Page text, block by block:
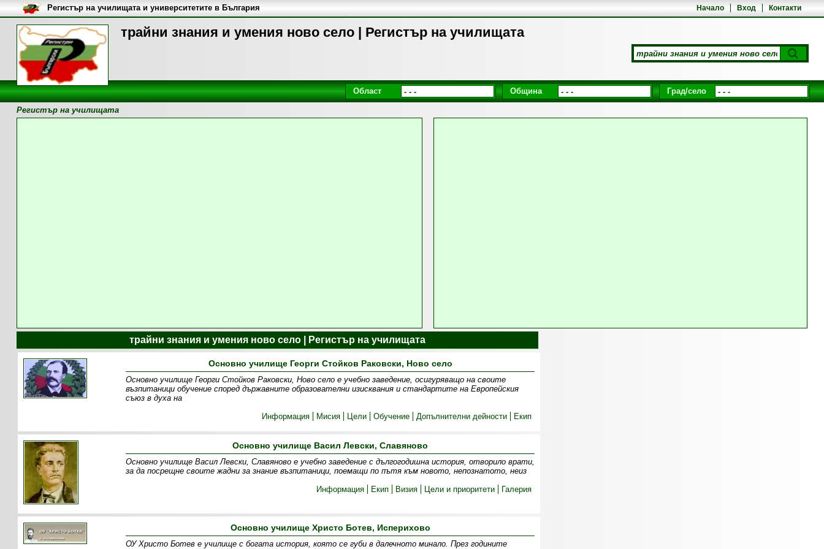
трайни знания и умения ново село | Регистър на училищата
Начало Вход Контакти
Регистър на училищата и университетите в България
Област Община Град/село
Регистър на училищата
трайни знания и умения ново село | Регистър на училищата
Основно училище Георги Стойков Раковски, Ново село
Основно училище Георги Стойков Раковски, Ново село е учебно заведение, осигуряващо на своите
възпитаници обучение според държавните образователни изисквания и стандартите на Европейския
съюз в духа на
Информация
Мисия Цели Обучение Допълнителни дейности Екип
Основно училище Васил Левски, Славяново
Основно училище Васил Левски, Славяново е учебно заведение с дългогодишна история, отворило врати,
за да посрещне своите жадни за знание възпитаници, поемащи по пътя към новото, непознатото, неиз
Информация
Екип Визия Цели и приоритети Галерия
Основно училище Христо Ботев, Исперихово
ОУ Христо Ботев е училище с богата история, която се губи в далечното минало. През годините